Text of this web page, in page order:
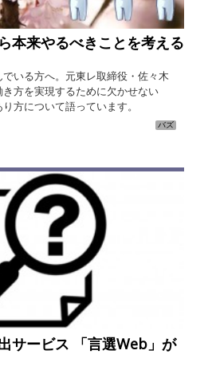
本来やるべきことを考える
いる方へ。元東レ取締役・佐々木
方を実現するために欠かせない
方について語っています。
バズ
サービス 「言選Web」が